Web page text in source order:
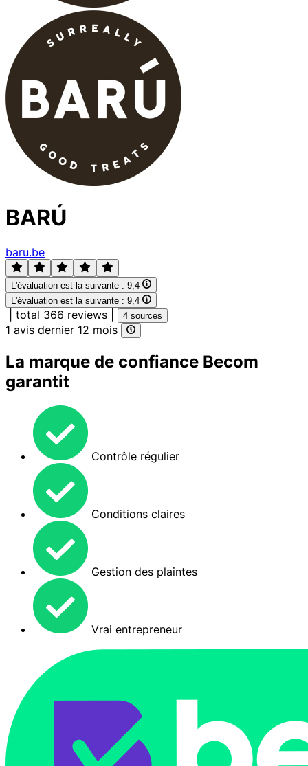
BARÚ
baru.be
L'évaluation est la suivante : 9,4
L'évaluation est la suivante : 9,4
total 366 reviews 4 sources
1 avis dernier 12 mois
La marque de confiance Becom
garantit
Contrôle régulier
Conditions claires
Gestion des plaintes
Vrai entrepreneur